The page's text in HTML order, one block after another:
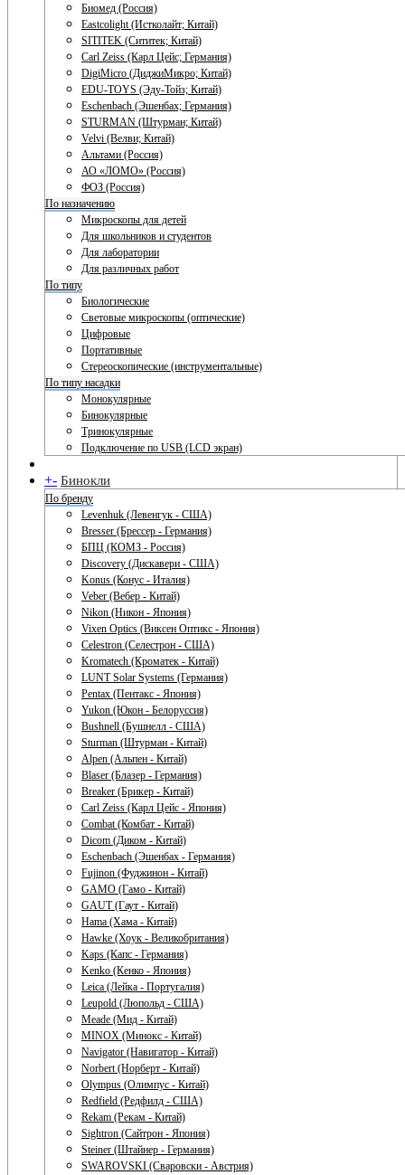
Биомед (Россия)
Eastcolight (Истколайт; Китай)
SITITEK (Сититек; Китай)
Carl Zeiss (Карл Цейс; Германия)
DigiMicro (ДиджиМикро; Китай)
EDU-TOYS (Эду-Тойз; Китай)
Eschenbach (Эшенбах; Германия)
STURMAN (Штурман; Китай)
Velvi (Велви; Китай)
Альтами (Россия)
АО «ЛОМО» (Россия)
ФОЗ (Россия)
По назначению
Микроскопы для детей
Для школьников и студентов
Для лаборатории
Для различных работ
По типу
Биологические
Световые микроскопы (оптические)
Цифровые
Портативные
Стереоскопические (инструментальные)
По типу насадки
Монокулярные
Бинокулярные
Тринокулярные
Подключение по USB (LCD экран)
+- Бинокли
По бренду
Levenhuk (Левенгук - США)
Bresser (Брессер - Германия)
БПЦ (КОМЗ - Россия)
Discovery (Дискавери - США)
Konus (Конус - Италия)
Veber (Вебер - Китай)
Nikon (Никон - Япония)
Vixen Optics (Виксен Оптикс - Япония)
Celestron (Селестрон - США)
Kromatech (Кроматек - Китай)
LUNT Solar Systems (Германия)
Pentax (Пентакс - Япония)
Yukon (Юкон - Белоруссия)
Bushnell (Бушнелл - США)
Sturman (Штурман - Китай)
Alpen (Альпен - Китай)
Blaser (Блазер - Германия)
Breaker (Брикер - Китай)
Carl Zeiss (Карл Цейс - Япония)
Combat (Комбат - Китай)
Dicom (Диком - Китай)
Eschenbach (Эшенбах - Германия)
Fujinon (Фуджинон - Китай)
GAMO (Гамо - Китай)
GAUT (Гаут - Китай)
Hama (Хама - Китай)
Hawke (Хоук - Великобритания)
Kaps (Капс - Германия)
Kenko (Кенко - Япония)
Leica (Лейка - Португалия)
Leupold (Люпольд - США)
Meade (Мид - Китай)
MINOX (Минокс - Китай)
Navigator (Навигатор - Китай)
Norbert (Норберт - Китай)
Olympus (Олимпус - Китай)
Redfield (Редфилд - США)
Rekam (Рекам - Китай)
Sightron (Сайтрон - Япония)
Steiner (Штайнер - Германия)
SWAROVSKI (Сваровски - Австрия)